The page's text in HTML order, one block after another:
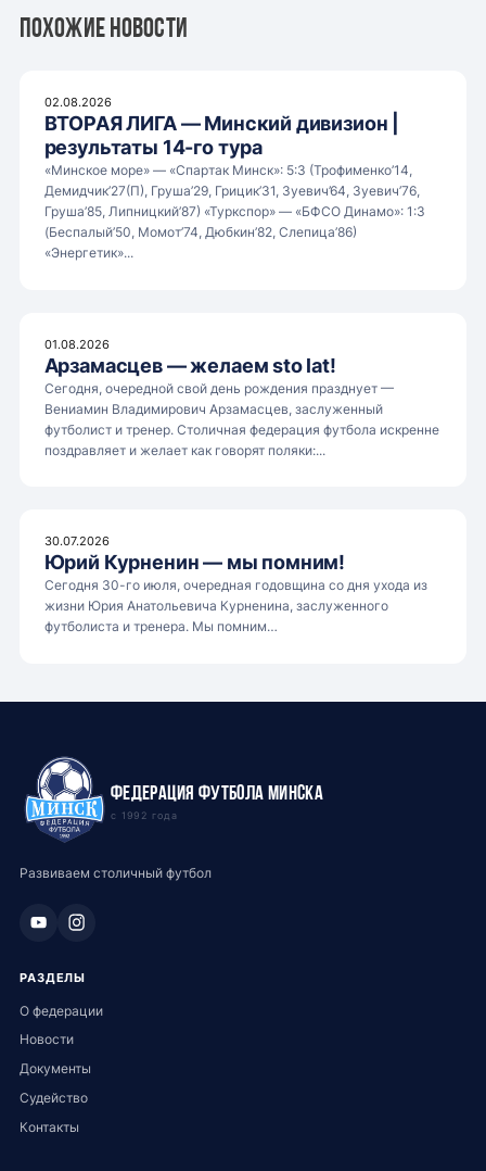
Похожие новости
02.08.2026
ВТОРАЯ ЛИГА — Минский дивизион |
результаты 14-го тура
«Минское море» — «Спартак Минск»: 5:3 (Трофименко’14,
Демидчик’27(П), Груша’29, Грицик’31, Зуевич’64, Зуевич’76,
Груша’85, Липницкий’87) «Туркспор» — «БФСО Динамо»: 1:3
(Беспалый’50, Момот’74, Дюбкин’82, Слепица’86)
«Энергетик»...
01.08.2026
Арзамасцев — желаем sto lat!
Сегодня, очередной свой день рождения празднует —
Вениамин Владимирович Арзамасцев, заслуженный
футболист и тренер. Столичная федерация футбола искренне
поздравляет и желает как говорят поляки:...
30.07.2026
Юрий Курненин — мы помним!
Сегодня 30-го июля, очередная годовщина со дня ухода из
жизни Юрия Анатольевича Курненина, заслуженного
футболиста и тренера. Мы помним…
Федерация футбола Минска
с 1992 года
Развиваем столичный футбол
РАЗДЕЛЫ
О федерации
Новости
Документы
Судейство
Контакты